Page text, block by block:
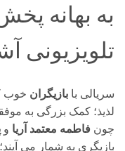
به بهانه
تلویزیونی
سریالی با بازیگران خوب
لذیذ؛ کمک بزرگی به
چون فاطمه معتمد آریا و
بازیگری به شمار می